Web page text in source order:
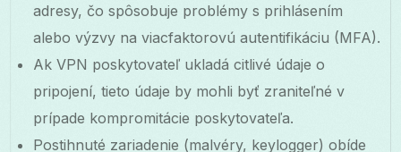
adresy, čo spôsobuje problémy s prihlásením
alebo výzvy na viacfaktorovú autentifikáciu (MFA).
Ak VPN poskytovateľ ukladá citlivé údaje o
pripojení, tieto údaje by mohli byť zraniteľné v
prípade kompromitácie poskytovateľa.
Postihnuté zariadenie (malvéry, keylogger) obíde